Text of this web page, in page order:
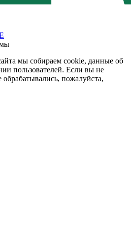
мы собираем cookie, данные об
пользователей. Если вы не
пожалуйста,